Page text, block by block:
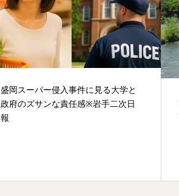
盛岡スーパー侵入事件に見る大学と
政府のズサンな責任感※岩手二次日
報